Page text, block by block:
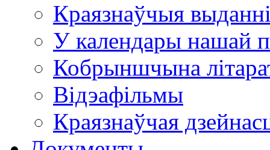
Краязнаўчыя
У календары нашай
Кобрыншчына
Відэафільмы
Краязнаўчая